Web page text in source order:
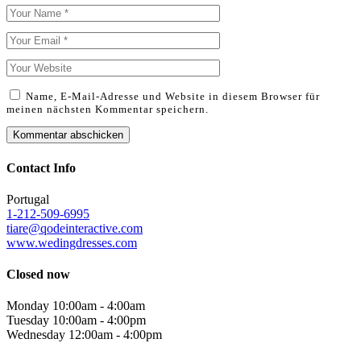
Name, E-Mail-Adresse und Website in diesem Browser für
meinen nächsten Kommentar speichern.
Contact Info
Portugal
1-212-509-6995
tiare@qodeinteractive.com
www.wedingdresses.com
Closed now
Monday 10:00am - 4:00am
Tuesday 10:00am - 4:00pm
Wednesday 12:00am - 4:00pm